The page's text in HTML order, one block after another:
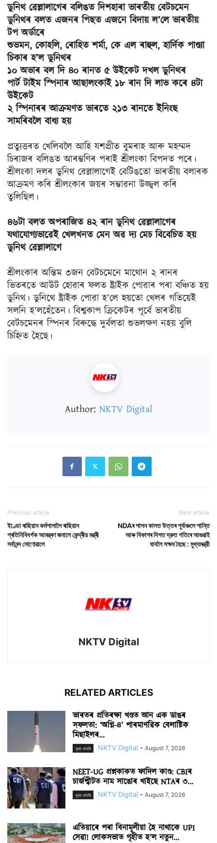
ডুনিথ ৱেল্লালাগেৰ বলিঙত দিশহাৰা ভাৰতীয় বেটচমেন
ডুনিথৰ বলত এজনৰ পিছত এজনে বিদায় ল’লে ভাৰতীয়
টপ অৰ্ডাৰে
শুভমন, কোহলি, ৰোহিত শৰ্মা, কে এল ৰাহুল, হাৰ্দিক পাণ্ড্যা
চিকাৰ হ’ল ডুনিথৰ
১০ অভাৰ বল দি ৪০ ৰানত ৫ উইকেট দখল ডুনিথৰ
পাৰ্ট টাইম স্পিনাৰ আছালংকাই ১৮ ৰান দি লাভ কৰে ৪টা
উইকেট
২ স্পিনাৰৰ আক্ৰমণত ভাৰতে ২১৩ ৰানতে ইনিংছ
সামৰিবলৈ বাধ্য হয়
প্ৰত্যুত্তৰত খেলিবলৈ আহি যশপ্ৰীত বুমৰাহ আৰু মহম্মদ
চিৰাজৰ বলিঙত আৰম্ভণিৰ পৰাই শ্ৰীলংকা বিপদত পৰে।
শ্ৰীলংকা দলৰ ডুনিথ ৱেল্লালাগেই বেটিঙতো ভাৰতীয় বলাৰক
আক্ৰমণ কৰি শ্ৰীলংকাৰ জয়ৰ সম্ভাৱনা উজ্জ্বল কৰি
তুলিছিল।
৪৬টা বলত অপৰাজিত ৪২ ৰান ডুনিথ ৱেল্লালাগেৰ
যথাযোগ্যভাৱেই খেলখনত মেন অৱ দ্য মেচ বিবেচিত হয়
ডুনিথ ৱেল্লালাগে
শ্ৰীলংকাৰ অন্তিম ৩জন বেটচমেনে মাথোন ২ ৰানৰ
ভিতৰতে আউট হোৱাৰ ফলত ষ্ট্ৰাইক পোৱাৰ পৰা বঞ্চিত হয়
ডুনিথ। ডুনিথে ষ্ট্ৰাইক পোৱা হ’লে হয়তো খেলৰ গতিয়েই
সলনি হ’লহেঁতেন। বিশ্বকাপ ক্ৰিকেটৰ পূৰ্বে ভাৰতীয়
বেটচমেনৰ স্পিনৰ বিৰুদ্ধে দুৰ্বলতা শুভলক্ষণ নহয় বুলি
চিহ্নিত হৈছে।
Author: NKTV Digital
Previous article
ইণ্ডো ৰাছিয়ান কৰ্মশালালৈ ৰাছিয়ান
প্ৰতিনিধিবৰ্গক আমন্ত্ৰণ জনালে কেন্দ্ৰীয় মন্ত্ৰী
সৰ্বানন্দ সোণোৱালে
Next article
NDAৰ শাসন কালত উত্তৰ পূৰ্বাঞ্চলে শান্তি
আৰু বিকাশৰ দিশত দ্রুত গতিৰে আগুৱাই
যাবলৈ সক্ষম হৈছে : মুখ্যমন্ত্রী
NKTV Digital
RELATED ARTICLES
ভাৰতৰ প্ৰতিৰক্ষা খণ্ডত আন এক ডাঙৰ
সফলতা: ‘অগ্নি-৪’ পাৰমাণৱিক বেলাষ্টিক
মিছাইলৰ...
মুখ্য বাতৰি NKTV Digital - August 7, 2026
NEET-UG প্ৰশ্নকাকত ফাদিল কাণ্ড: CBIৰ
চাৰ্জশ্বীটত নাম সাঙোৰ খাইছে NTAৰ ৩...
মুখ্য বাতৰি NKTV Digital - August 7, 2026
এতিয়াৰে পৰা বিনামূলীয়া হৈ নাথাকে UPI
সেৱা! লোকসভাত গৃহীত হ’ল নতুন...